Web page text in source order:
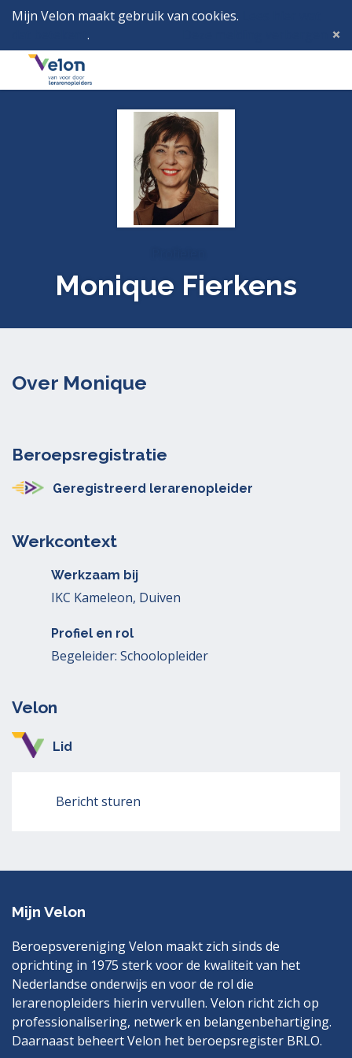
Mijn Velon maakt gebruik van cookies.
.
Menu
Monique Fierkens
Over Monique
Beroepsregistratie
Geregistreerd lerarenopleider
Werkcontext
Werkzaam bij
IKC Kameleon, Duiven
Profiel en rol
Begeleider: Schoolopleider
Velon
Lid
Bericht sturen
Mijn Velon
Beroepsvereniging Velon maakt zich sinds de
oprichting in 1975 sterk voor de kwaliteit van het
Nederlandse onderwijs en voor de rol die
lerarenopleiders hierin vervullen. Velon richt zich op
professionalisering, netwerk en belangenbehartiging.
Daarnaast beheert Velon het beroepsregister BRLO.